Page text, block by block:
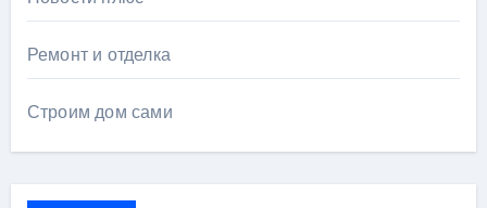
Ремонт и отделка
Строим дом сами